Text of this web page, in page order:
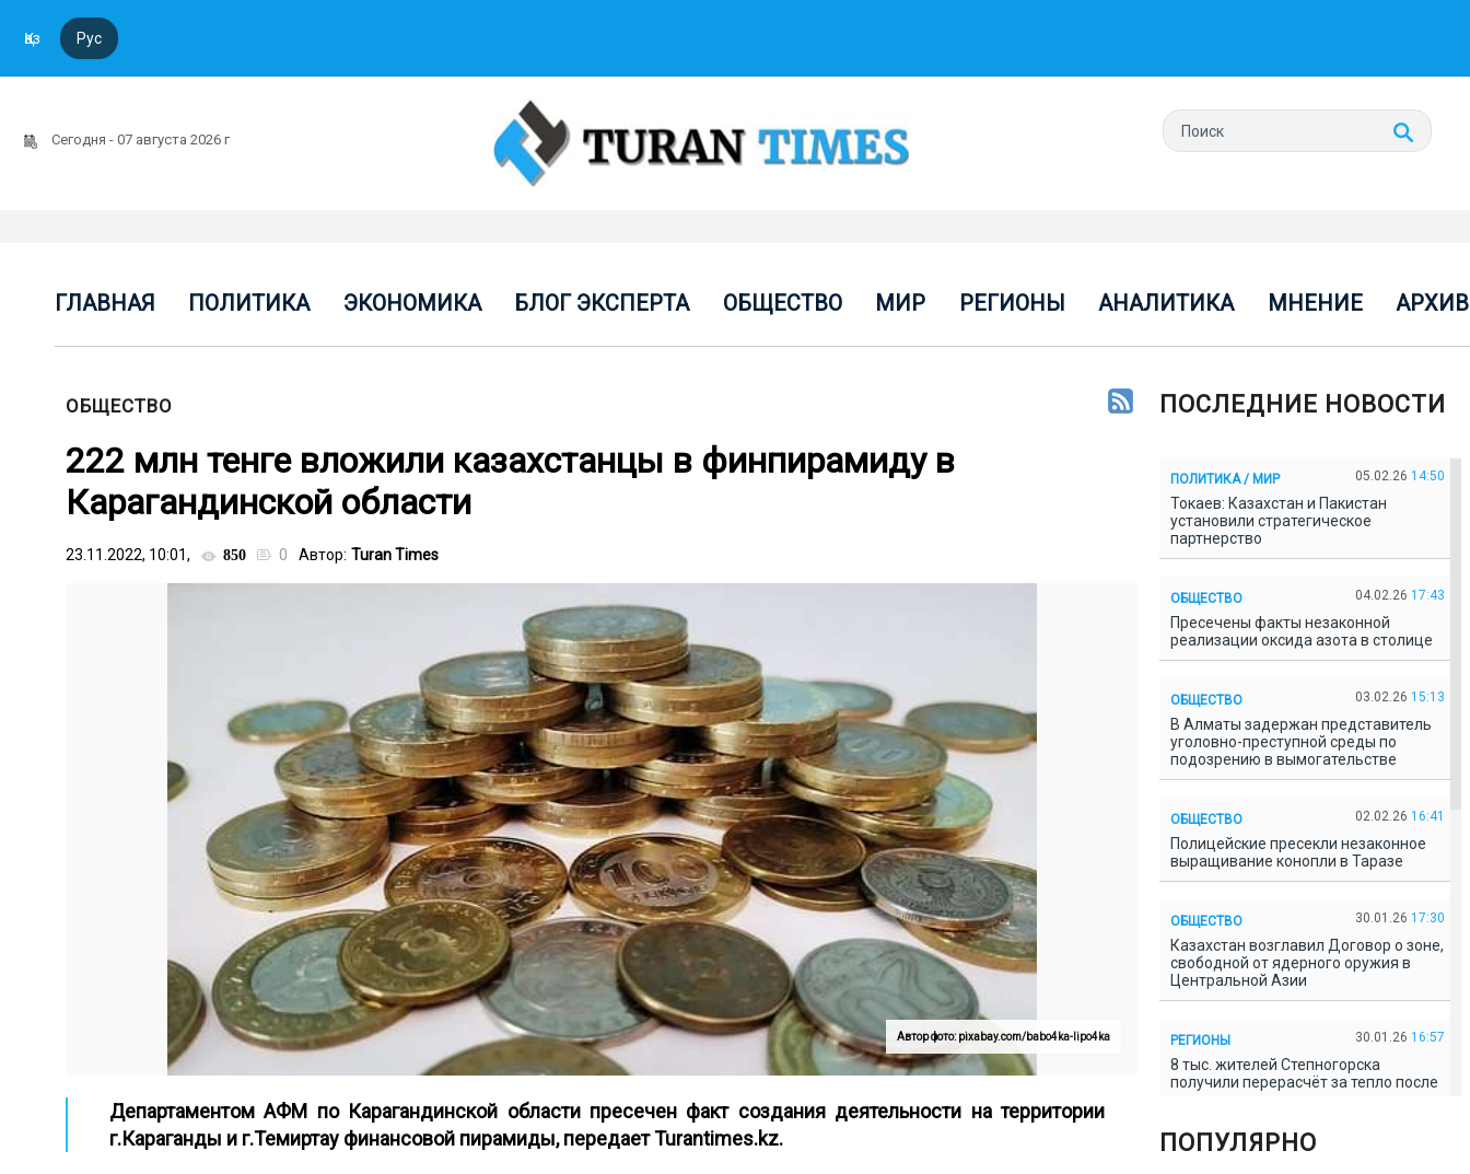
Қаз Рус
Сегодня - 07 августа 2026 г
ГЛАВНАЯ ПОЛИТИКА ЭКОНОМИКА БЛОГ ЭКСПЕРТА ОБЩЕСТВО МИР РЕГИОНЫ АНАЛИТИКА МНЕНИЕ АРХИВ
ОБЩЕСТВО
222 млн тенге вложили казахстанцы в финпирамиду в
Карагандинской области
23.11.2022, 10:01, 850 0 Автор: Turan Times
Автор фото: pixabay.com/babo4ka-lipo4ka
Департаментом АФМ по Карагандинской области пресечен факт создания деятельности на территории
г.Караганды и г.Темиртау финансовой пирамиды, передаетTurantimes.kz.
ПОСЛЕДНИЕ НОВОСТИ
ПОЛИТИКА / МИР 05.02.26 14:50
Токаев: Казахстан и Пакистан
установили стратегическое
партнерство
ОБЩЕСТВО 04.02.26 17:43
Пресечены факты незаконной
реализации оксида азота в столице
ОБЩЕСТВО 03.02.26 15:13
В Алматы задержан представитель
уголовно-преступной среды по
подозрению в вымогательстве
ОБЩЕСТВО 02.02.26 16:41
Полицейские пресекли незаконное
выращивание конопли в Таразе
ОБЩЕСТВО 30.01.26 17:30
Казахстан возглавил Договор о зоне,
свободной от ядерного оружия в
Центральной Азии
РЕГИОНЫ 30.01.26 16:57
8 тыс. жителей Степногорска
получили перерасчёт за тепло после
ПОПУЛЯРНО